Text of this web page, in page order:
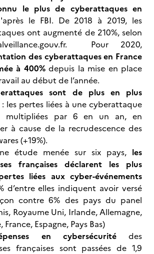
le plus de cyberattaques en
le FBI. De 2018 à 2019, les
ont augmenté de 210%, selon
Pour 2020,
des cyberattaques en France
à 400%depuis la mise en place
au début de l’année.
sont de plus en plus
: les pertes liées à une cyberattaque
multipliées par 6 en un an, en
à cause de la recrudescence des
(+19%).
étude menée sur six pays, les
françaises déclarent les plus
liées aux cyber-événements
d’entre elles indiquent avoir versé
contre 6% des pays du panel
Royaume Uni, Irlande, Allemagne,
France, Espagne, Pays Bas)
en cybersécurité des
françaises sont passées de 1,9